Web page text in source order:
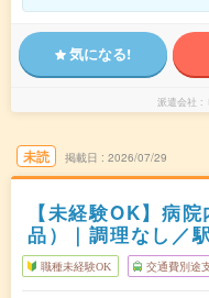
気になる!
派遣会社
未読 掲載日 2026/07/29
【未経験OK】病
品）｜調理なし／
職種未経験OK 交通費別途